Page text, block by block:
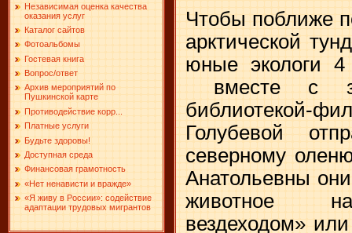
Независимая оценка качества
оказания услуг
Каталог сайтов
Фотоальбомы
Гостевая книга
Вопрос/ответ
Архив мероприятий по
Пушкинской карте
Противодействие корр...
Платные услуги
Будьте здоровы!
Доступная среда
Финансовая грамотность
«Нет ненависти и вражде»
«Я живу в России»: содействие
адаптации трудовых мигрантов
Чтобы поближе
арктической
юные экологи
вместе с
библиотекой-
Голубевой
северному
Анатольевны
животное
вездеходом»